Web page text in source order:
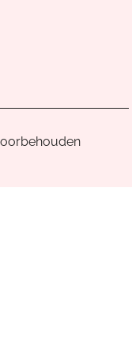
van